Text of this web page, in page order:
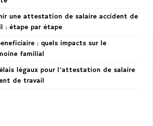
une attestation de salaire accident de
: étape par étape
: quels impacts sur le
familial
légaux pour l’attestation de salaire
de travail